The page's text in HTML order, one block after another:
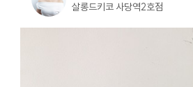
살롱드키코 사당역2호점